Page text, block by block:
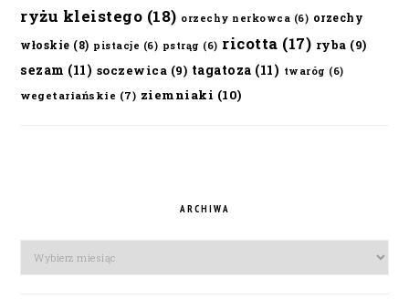
ryżu kleistego (18) orzechy nerkowca (6) orzechy
włoskie (8) pistacje (6) pstrąg (6) ricotta (17) ryba (9)
sezam (11) soczewica (9) tagatoza (11) twaróg (6)
wegetariańskie (7) ziemniaki (10)
ARCHIWA
Archiwa